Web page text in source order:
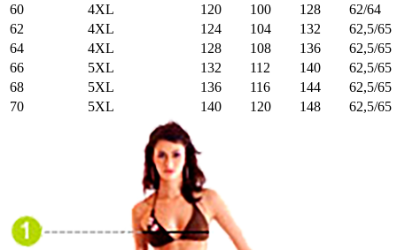
60
4XL 120 100 128
62/64
62
4XL 124 104 132
62,5/65
64
4XL 128 108 136
62,5/65
66
5XL 132 112 140
62,5/65
68
5XL 136 116 144
62,5/65
70
5XL 140 120 148 62,5/65